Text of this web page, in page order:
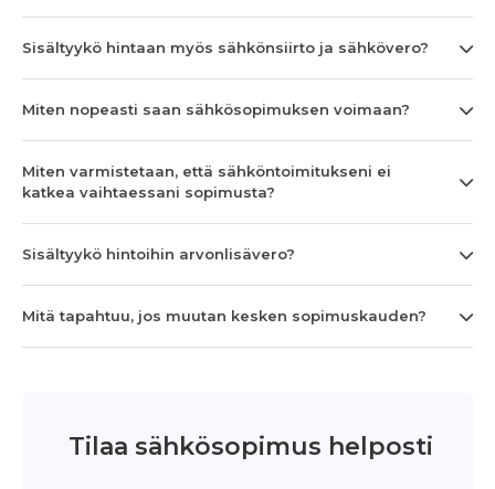
Sisältyykö hintaan myös sähkönsiirto ja sähkövero?
Miten nopeasti saan sähkösopimuksen voimaan?
Miten varmistetaan, että sähköntoimitukseni ei
katkea vaihtaessani sopimusta?
Sisältyykö hintoihin arvonlisävero?
Mitä tapahtuu, jos muutan kesken sopimuskauden?
Tilaa sähkösopimus helposti